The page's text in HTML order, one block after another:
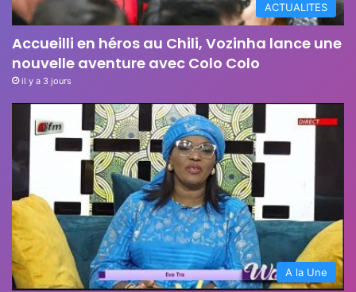
ACTUALITES
Accueilli en héros au Chili, Vozinha lance une
nouvelle aventure avec Colo Colo
il y a 3 jours
A la Une